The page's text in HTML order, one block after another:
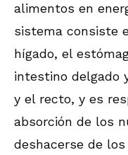
alimentos en
sistema consiste
hígado, el
intestino delgado
y el recto, y es
absorción de los
deshacerse de